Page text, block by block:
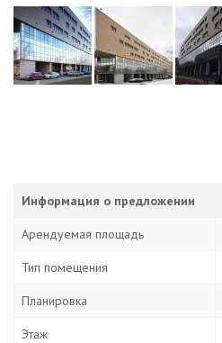
Информация о предложении
Арендуемая площадь
Тип помещения
Планировка
Этаж